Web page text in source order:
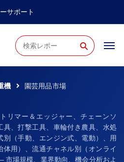
サポート
⚲
機 園芸用品市場
リマー＆エッジャー、チェーンソ
具、打撃工具、車輪付き農具、水処
（手動、エンジン式、電動）、用
用）、流通チャネル別（オンライ
市場規模、業界動向、機会分析およ